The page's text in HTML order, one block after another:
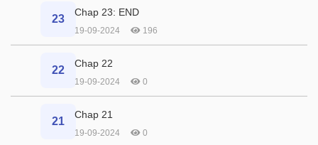
23
Chap 23: END
19-09-2024 196
22
Chap 22
19-09-2024 0
21
Chap 21
19-09-2024 0